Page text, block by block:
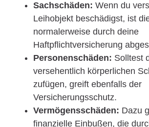
Sachschäden: Wenn du
Leihobjekt beschädigst, ist
normalerweise durch deine
Haftpflichtversicherung
Personenschäden: Solltest
versehentlich körperlichen
zufügen, greift ebenfalls der
Versicherungsschutz.
Vermögensschäden: Dazu
finanzielle Einbußen, die